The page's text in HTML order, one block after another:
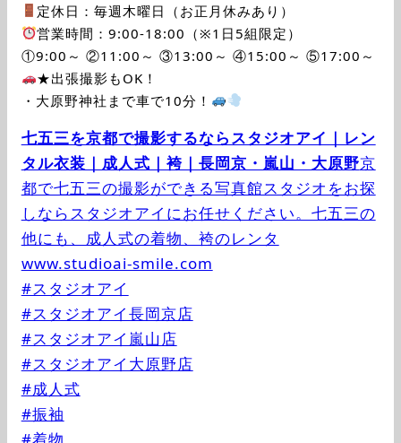
定休日：毎週木曜日（お正月休みあり）
営業時間：9:00-18:00（※1日5組限定）
①9:00～ ②11:00～ ③13:00～ ④15:00～ ⑤17:00～
★出張撮影もOK！
・大原野神社まで車で10分！
七五三を京都で撮影するならスタジオアイ｜レン
タル衣装｜成人式｜袴｜長岡京・嵐山・大原野京
都で七五三の撮影ができる写真館スタジオをお探
しならスタジオアイにお任せください。七五三の
他にも、成人式の着物、袴のレンタ
www.studioai-smile.com
#スタジオアイ
#スタジオアイ長岡京店
#スタジオアイ嵐山店
#スタジオアイ大原野店
#成人式
#振袖
#着物